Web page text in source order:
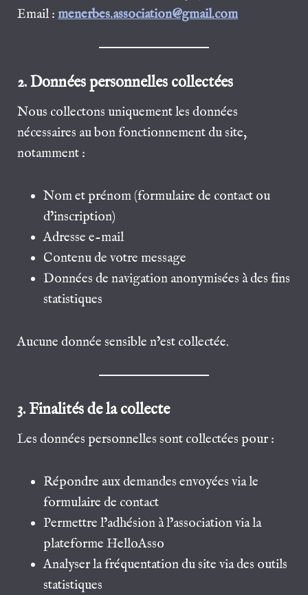
Email :menerbes.association@gmail.com
2. Données personnelles collectées
Nous collectons uniquement les données
nécessaires au bon fonctionnement du site,
notamment :
Nom et prénom (formulaire de contact ou
d’inscription)
Adresse e-mail
Contenu de votre message
Données de navigation anonymisées à des fins
statistiques
Aucune donnée sensible n’est collectée.
3. Finalités de la collecte
Les données personnelles sont collectées pour :
Répondre aux demandes envoyées via le
formulaire de contact
Permettre l’adhésion à l’association via la
plateforme HelloAsso
Analyser la fréquentation du site via des outils
statistiques